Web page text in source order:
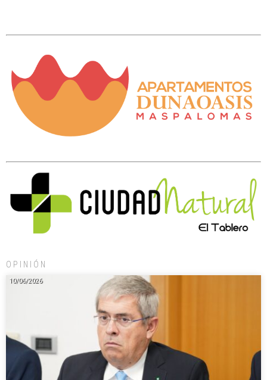
OPINIÓN
10/06/2026